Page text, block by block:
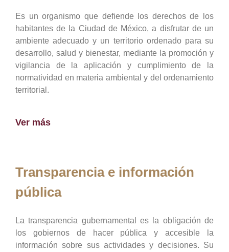
Es un organismo que defiende los derechos de los
habitantes de la Ciudad de México, a disfrutar de un
ambiente adecuado y un territorio ordenado para su
desarrollo, salud y bienestar, mediante la promoción y
vigilancia de la aplicación y cumplimiento de la
normatividad en materia ambiental y del ordenamiento
territorial.
Ver más
Transparencia e información
pública
La transparencia gubernamental es la obligación de
los gobiernos de hacer pública y accesible la
información sobre sus actividades y decisiones. Su